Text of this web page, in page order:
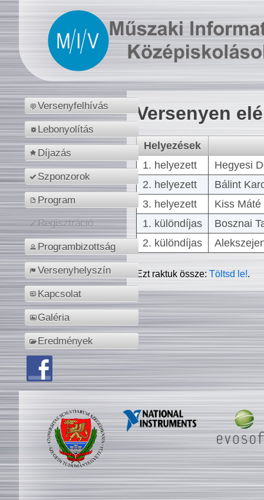
Versenyfelhívás
Lebonyolítás
Díjazás
Szponzorok
Program
Regisztráció
Programbizottság
Versenyhelyszín
Kapcsolat
Galéria
Eredmények
Versenyen
Helyezések
1. helyezett
Hegyesi
2. helyezett
Bálint
3. helyezett
Kiss
1. különdíjas
Bosznai
2. különdíjas
Ezt raktuk össze:Töltsd le!.